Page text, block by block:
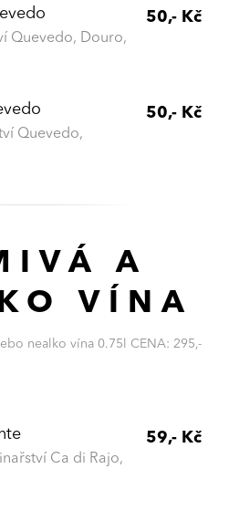
Quevedo, Douro,
50,- Kč
Quevedo,
50,- Kč
nealko vína 0.75l CENA: 295,-
A
VÍNA
Ca di Rajo,
59,- Kč